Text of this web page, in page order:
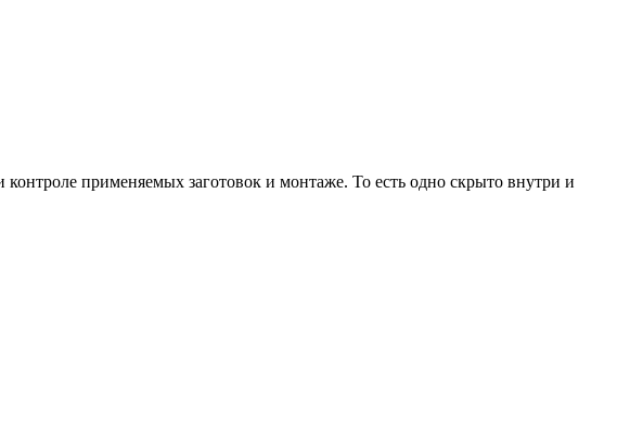
применяемых заготовок и монтаже. То есть одно скрыто внутри и